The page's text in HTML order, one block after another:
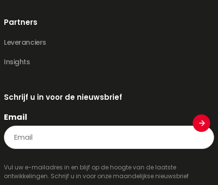
Partners
Leveranciers
Insights
Schrijf u in voor de nieuwsbrief
Email
Vul uw e-mailadres in en blijf op de hoogte van de laatste
ontwikkelingen. Schrijf u in voor onze maandelijkse nieuwsbrief